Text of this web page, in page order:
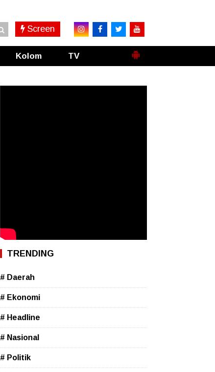
Screen
Kolom TV
TRENDING
# Daerah
# Ekonomi
# Headline
# Nasional
# Politik